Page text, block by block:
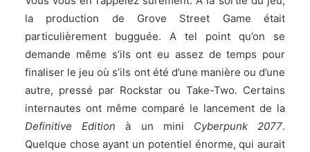
la production de Grove Street Game était
particulièrement bugguée. A tel point qu’on se
demande même s’ils ont eu assez de temps pour
finaliser le jeu où s’ils ont été d’une manière ou d’une
autre, pressé par Rockstar ou Take-Two. Certains
internautes ont même comparé le lancement de la
Definitive Edition à un mini Cyberpunk 2077.
Quelque chose ayant un potentiel énorme, qui aurait